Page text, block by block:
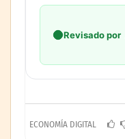
Revisado por
ECONOMÍA DIGITAL